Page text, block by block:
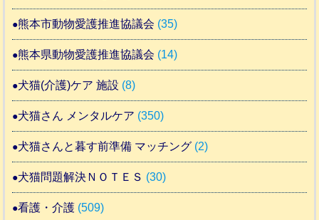
熊本市動物愛護推進協議会 (35)
熊本県動物愛護推進協議会 (14)
犬猫(介護)ケア 施設 (8)
犬猫さん メンタルケア (350)
犬猫さんと暮す前準備 マッチング (2)
犬猫問題解決ＮＯＴＥＳ (30)
看護・介護 (509)